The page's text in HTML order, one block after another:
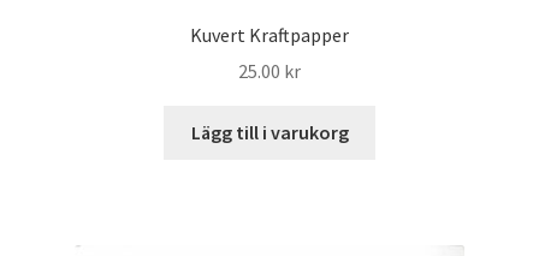
Kuvert Kraftpapper
25.00 kr
Lägg till i varukorg